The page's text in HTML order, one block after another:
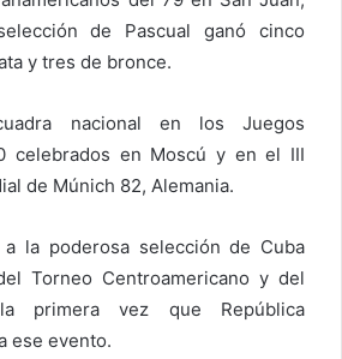
de Pascual ganó cinco
y tres de bronce.
nacional en los Juegos
celebrados en Moscú y en el III
de Múnich 82, Alemania.
a la poderosa selección de Cuba
Torneo Centroamericano y del
primera vez que República
ese evento.